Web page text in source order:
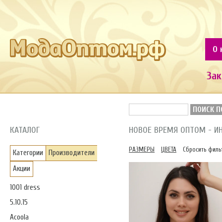
О
ПОИСК
КАТАЛОГ
Категории
Производители
Акции
1001 dress
5.10.15
Acoola
НОВОЕ ВРЕМЯ ОПТОМ -
РАЗМЕРЫ ЦВЕТА Сбросить